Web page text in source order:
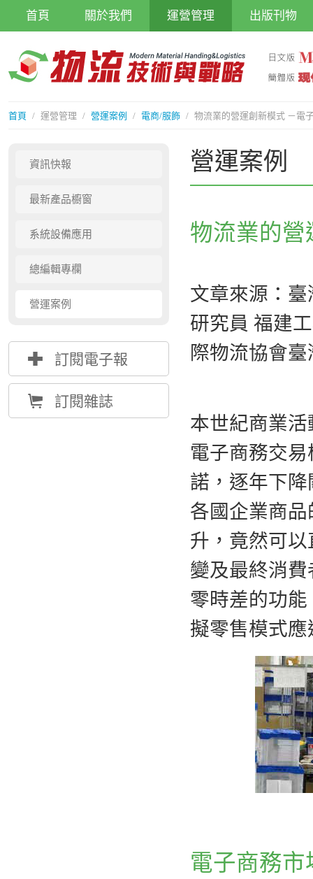
首頁 關於我們 運營管理 出版刊物
首頁 / 運營管理 / 營運案例 / 電商/服飾 / 物流業的營運創新模式 －電
資訊快報
最新產品櫥窗
系統設備應用
總編輯專欄
營運案例
{ 訂閱電子報
Å 訂閱雜誌
營運案例
物流業的營
文章來源：
研究員 福建
際物流協會
本世紀商業
電子商務交
諾，逐年下
各國企業商
升，竟然可
變及最終消
零時差的功
擬零售模式
電子商務